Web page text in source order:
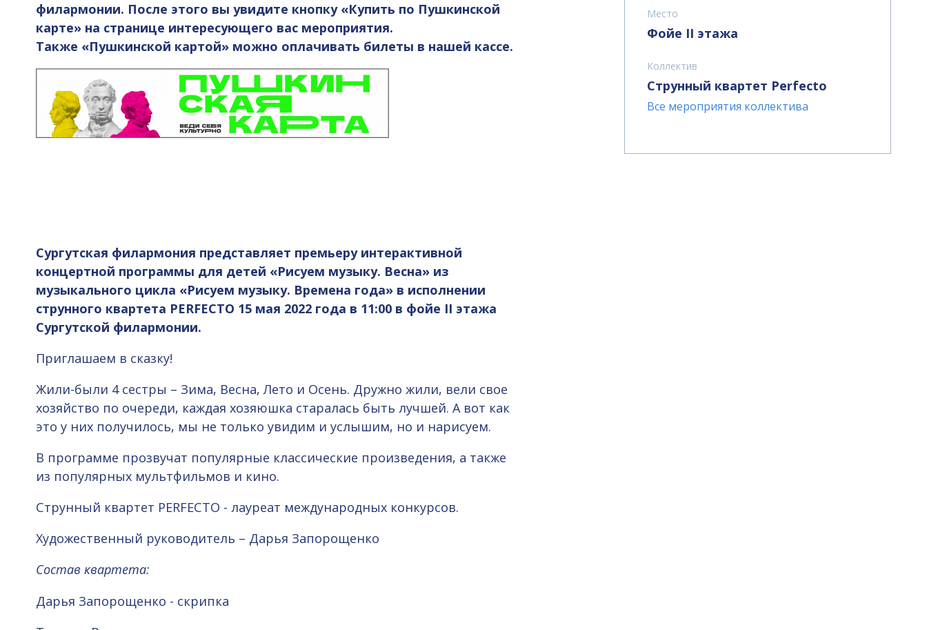
филармонии. После этого вы увидите кнопку «Купить по Пушкинской
карте» на странице интересующего вас мероприятия.
Также «Пушкинской картой» можно оплачивать билеты в нашей кассе.
Сургутская филармония представляет премьеру интерактивной
концертной программы для детей «Рисуем музыку. Весна» из
музыкального цикла «Рисуем музыку. Времена года» в исполнении
струнного квартета PERFECTO 15 мая 2022 года в 11:00 в фойе II этажа
Сургутской филармонии.
Приглашаем в сказку!
Жили-были 4 сестры – Зима, Весна, Лето и Осень. Дружно жили, вели свое
хозяйство по очереди, каждая хозяюшка старалась быть лучшей. А вот как
это у них получилось, мы не только увидим и услышим, но и нарисуем.
В программе прозвучат популярные классические произведения, а также
из популярных мультфильмов и кино.
Струнный квартет PERFECTO - лауреат международных конкурсов.
Художественный руководитель – Дарья Запорощенко
Состав квартета:
Дарья Запорощенко - скрипка
Место
Фойе II этажа
Коллектив
Струнный квартет Perfecto
Все мероприятия коллектива